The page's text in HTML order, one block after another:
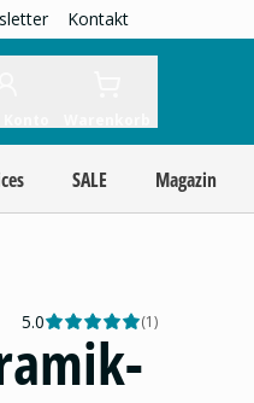
Kontakt
SALE Magazin
5.0 (1)